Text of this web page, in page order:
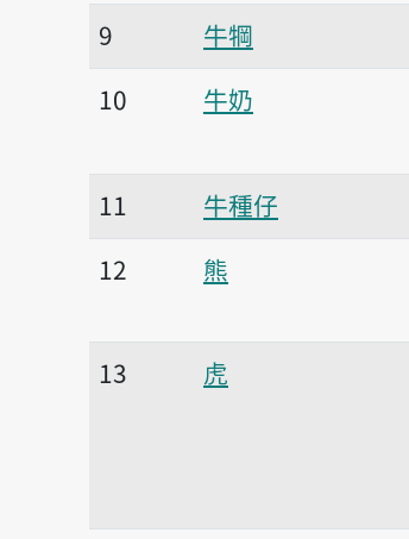
9
牛犅
10
牛奶
11 牛種仔
12
熊
13
虎